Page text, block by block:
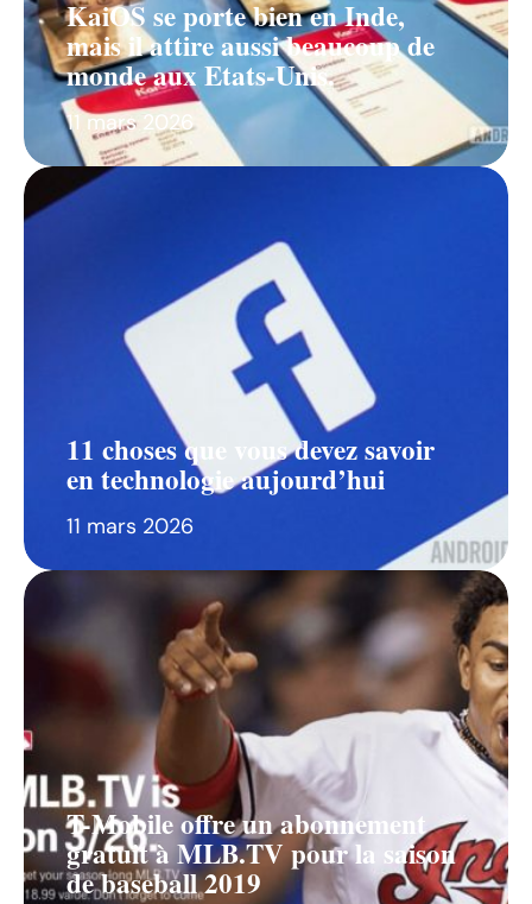
KaiOS se porte bien en Inde,
mais il attire aussi beaucoup de
monde aux Etats-Unis.
11 mars 2026
11 choses que vous devez savoir
en technologie aujourd’hui
11 mars 2026
T-Mobile offre un abonnement
gratuit à MLB.TV pour la saison
de baseball 2019